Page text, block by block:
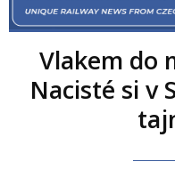
Vlakem do
Nacisté si v